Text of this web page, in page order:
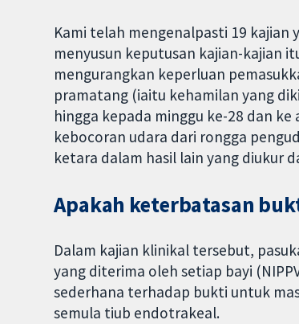
Kami telah mengenalpasti 19 kajian
menyusun keputusan kajian-kajian
mengurangkan keperluan
pramatang (iaitu kehamilan yang
hingga kepada minggu ke-28 dan
kebocoran udara dari rongga
ketara dalam hasil lain yang diukur
Apakah keterbatasan
Dalam kajian klinikal tersebut,
yang diterima oleh setiap bayi
sederhana terhadap bukti untuk
semula tiub endotrakeal.